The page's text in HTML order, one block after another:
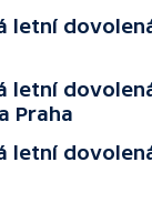
letní
letní
Praha
letní